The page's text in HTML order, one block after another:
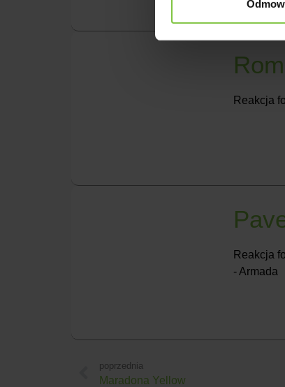
Reakcja
Reakcja
- Armada
poprzednia
Maradona Yellow